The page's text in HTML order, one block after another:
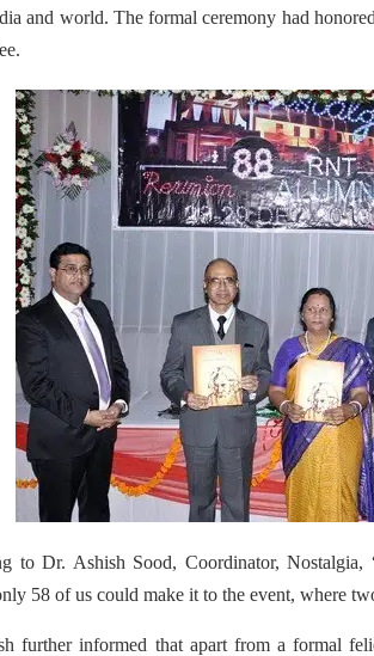
and world. The formal ceremony had
to Dr. Ashish Sood, Coordinator,
58 of us could make it to the event, where
further informed that apart from a formal